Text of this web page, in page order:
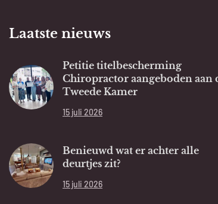
Laatste nieuws
Petitie titelbescherming
Chiropractor aangeboden aan
Tweede Kamer
15 juli 2026
Benieuwd wat er achter alle
deurtjes zit?
15 juli 2026